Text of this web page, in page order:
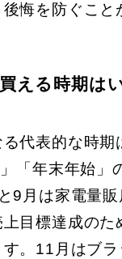
悔を防ぐこと
える時期は
代表的な時期
「年末年始」
9月は家電量
目標達成のた
。11月はブ